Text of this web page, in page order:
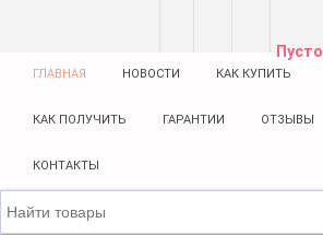
Пусто
ГЛАВНАЯ НОВОСТИ КАК КУПИТЬ
КАК ПОЛУЧИТЬ ГАРАНТИИ ОТЗЫВЫ
КОНТАКТЫ